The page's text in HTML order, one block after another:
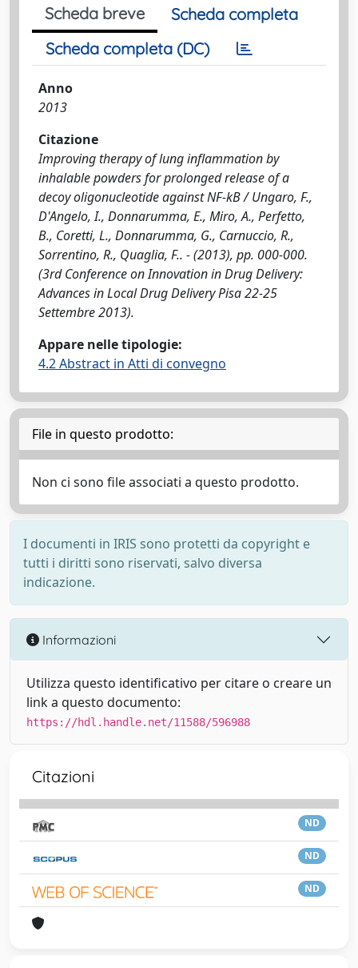
Scheda breve
Scheda completa
Scheda completa (DC)
Anno
2013
Citazione
Improving therapy of lung inflammation by
inhalable powders for prolonged release of a
decoy oligonucleotide against NF-kB / Ungaro, F.,
D'Angelo, I., Donnarumma, E., Miro, A., Perfetto,
B., Coretti, L., Donnarumma, G., Carnuccio, R.,
Sorrentino, R., Quaglia, F.. - (2013), pp. 000-000.
(3rd Conference on Innovation in Drug Delivery:
Advances in Local Drug Delivery Pisa 22-25
Settembre 2013).
Appare nelle tipologie:
4.2 Abstract in Atti di convegno
File in questo prodotto:
Non ci sono file associati a questo prodotto.
I documenti in IRIS sono protetti da copyright e
tutti i diritti sono riservati, salvo diversa
indicazione.
Informazioni
Utilizza questo identificativo per citare o creare un
link a questo documento:
https://hdl.handle.net/11588/596988
Citazioni
ND
ND
ND